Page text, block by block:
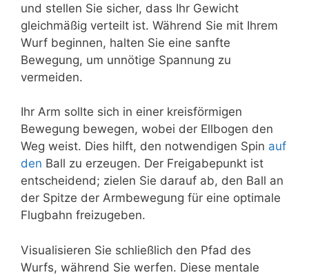
und stellen Sie sicher, dass Ihr Gewicht
gleichmäßig verteilt ist. Während Sie mit Ihrem
Wurf beginnen, halten Sie eine sanfte
Bewegung, um unnötige Spannung zu
vermeiden.
Ihr Arm sollte sich in einer kreisförmigen
Bewegung bewegen, wobei der Ellbogen den
Weg weist. Dies hilft, den notwendigen Spin auf
den Ball zu erzeugen. Der Freigabepunkt ist
entscheidend; zielen Sie darauf ab, den Ball an
der Spitze der Armbewegung für eine optimale
Flugbahn freizugeben.
Visualisieren Sie schließlich den Pfad des
Wurfs, während Sie werfen. Diese mentale